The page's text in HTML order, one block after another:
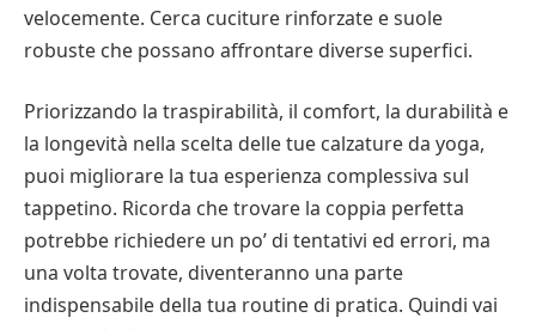
velocemente. Cerca cuciture rinforzate e suole
robuste che possano affrontare diverse superfici.
Priorizzando la traspirabilità, il comfort, la durabilità e
la longevità nella scelta delle tue calzature da yoga,
puoi migliorare la tua esperienza complessiva sul
tappetino. Ricorda che trovare la coppia perfetta
potrebbe richiedere un po’ di tentativi ed errori, ma
una volta trovate, diventeranno una parte
indispensabile della tua routine di pratica. Quindi vai